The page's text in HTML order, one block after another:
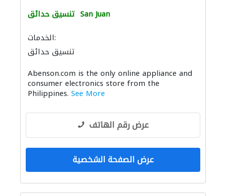
تنسيق حدائق San Juan
الخدمات:
تنسيق حدائق
Abenson.com is the only online appliance and
consumer electronics store from the
Philippines. See More
عرض رقم الهاتف
عرض الصفحة الشخصية